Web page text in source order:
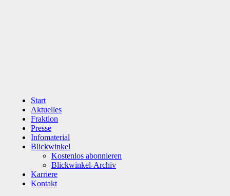
Start
Aktuelles
Fraktion
Presse
Infomaterial
Blickwinkel
Kostenlos abonnieren
Blickwinkel-Archiv
Karriere
Kontakt